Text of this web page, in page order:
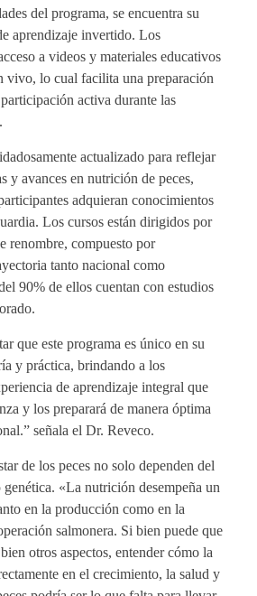
del programa, se encuentra su
aprendizaje invertido. Los
a videos y materiales educativos
vivo, lo cual facilita una preparación
activa durante las
actualizado para reflejar
y avances en nutrición de peces,
adquieran conocimientos
Los cursos están dirigidos por
renombre, compuesto por
tanto nacional como
90% de ellos cuentan con estudios
que este programa es único en su
y práctica, brindando a los
de aprendizaje integral que
y los preparará de manera óptima
señala el Dr. Reveco.
de los peces no solo dependen del
genética. «La nutrición desempeña un
en la producción como en la
salmonera. Si bien puede que
otros aspectos, entender cómo la
en el crecimiento, la salud y